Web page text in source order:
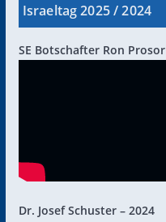
Israeltag 2025 / 2024
SE Botschafter Ron Prosor
Dr. Josef Schuster – 2024